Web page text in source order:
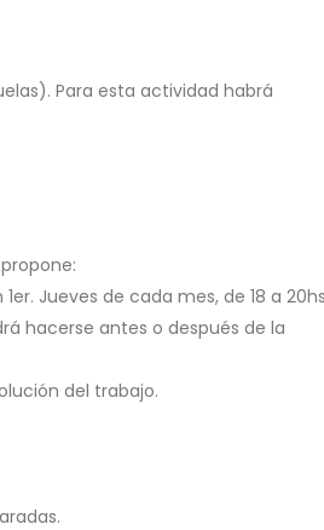
Para esta actividad habrá
Jueves de cada mes, de 18 a
hacerse antes o después de la
del trabajo.